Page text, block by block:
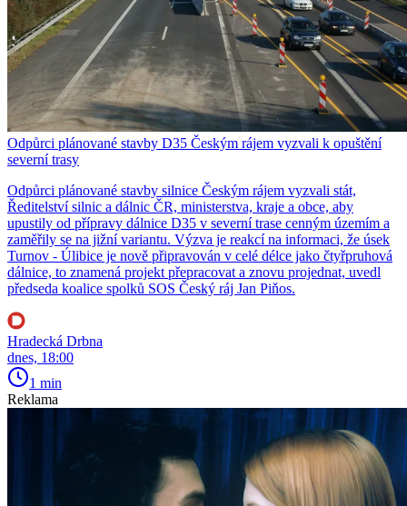
Odpůrci plánované stavby D35 Českým rájem vyzvali k opuštění
severní trasy
Odpůrci plánované stavby silnice Českým rájem vyzvali stát,
Ředitelství silnic a dálnic ČR, ministerstva, kraje a obce, aby
upustily od přípravy dálnice D35 v severní trase cenným územím a
zaměřily se na jižní variantu. Výzva je reakcí na informaci, že úsek
Turnov - Úlibice je nově připravován v celé délce jako čtyřpruhová
dálnice, to znamená projekt přepracovat a znovu projednat, uvedl
předseda koalice spolků SOS Český ráj Jan Piňos.
Hradecká Drbna
dnes, 18:00
1 min
Reklama